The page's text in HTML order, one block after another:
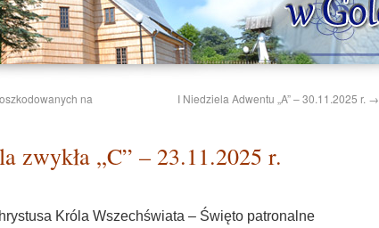
na
I Niedziela Adwentu „A” – 30.11.2025 r. →
zwykła „C” – 23.11.2025 r.
Króla Wszechświata – Święto patronalne